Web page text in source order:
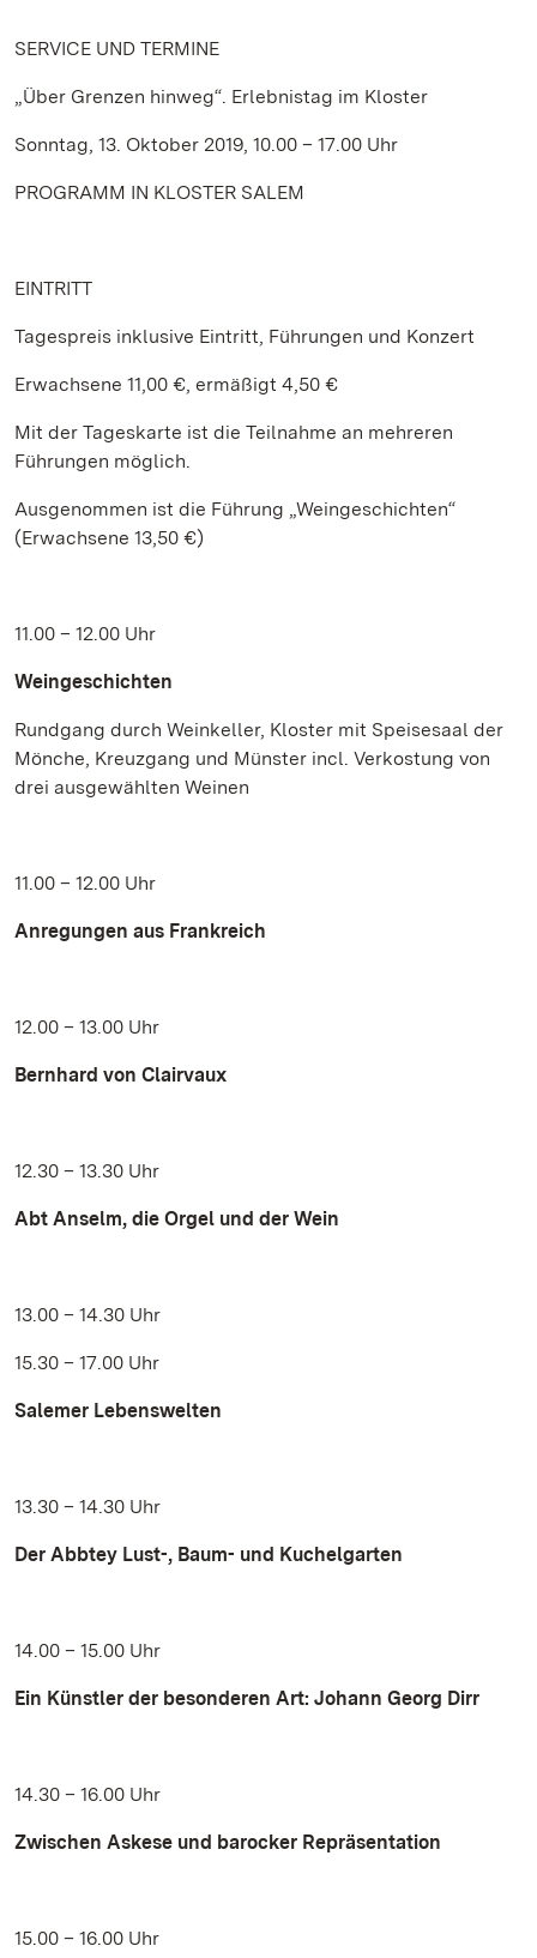
SERVICE UND TERMINE
„Über Grenzen hinweg“. Erlebnistag im Kloster
Sonntag, 13. Oktober 2019, 10.00 – 17.00 Uhr
PROGRAMM IN KLOSTER SALEM
EINTRITT
Tagespreis inklusive Eintritt, Führungen und Konzert
Erwachsene 11,00 €, ermäßigt 4,50 €
Mit der Tageskarte ist die Teilnahme an mehreren
Führungen möglich.
Ausgenommen ist die Führung „Weingeschichten“
(Erwachsene 13,50 €)
11.00 – 12.00 Uhr
Weingeschichten
Rundgang durch Weinkeller, Kloster mit Speisesaal der
Mönche, Kreuzgang und Münster incl. Verkostung von
drei ausgewählten Weinen
11.00 – 12.00 Uhr
Anregungen aus Frankreich
12.00 – 13.00 Uhr
Bernhard von Clairvaux
12.30 – 13.30 Uhr
Abt Anselm, die Orgel und der Wein
13.00 – 14.30 Uhr
15.30 – 17.00 Uhr
Salemer Lebenswelten
13.30 – 14.30 Uhr
Der Abbtey Lust-, Baum- und Kuchelgarten
14.00 – 15.00 Uhr
Ein Künstler der besonderen Art: Johann Georg Dirr
14.30 – 16.00 Uhr
Zwischen Askese und barocker Repräsentation
15.00 – 16.00 Uhr